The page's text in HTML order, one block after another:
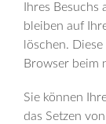
Ihres
bleiben auf
löschen.
Browser beim
Sie können
das Setzen